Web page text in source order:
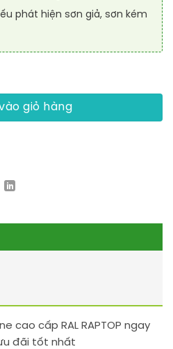
phát hiện sơn giả, sơn kém
RAPTOP số lượng
giỏ hàng
cao cấp RAL RAPTOP ngay
đãi tốt nhất